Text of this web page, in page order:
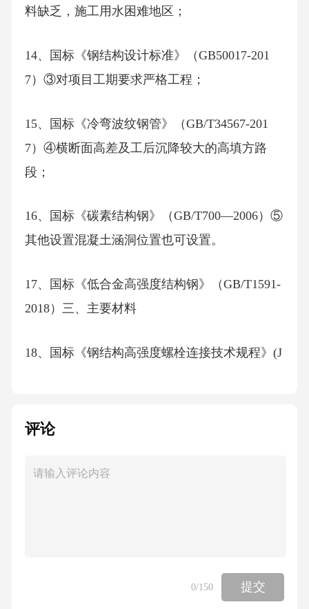
料缺乏，施工用水困难地区；
14、国标《钢结构设计标准》（GB50017-201
7）③对项目工期要求严格工程；
15、国标《冷弯波纹钢管》（GB/T34567-201
7）④横断面高差及工后沉降较大的高填方路
段；
16、国标《碳素结构钢》（GB/T700—2006）⑤
其他设置混凝土涵洞位置也可设置。
17、国标《低合金高强度结构钢》（GB/T1591-
2018）三、主要材料
18、国标《钢结构高强度螺栓连接技术规程》(J
1、管身波纹波纹钢结构
20、国标《钢结构用高强度大六角螺母》(GB/T
评论
0/150 提交